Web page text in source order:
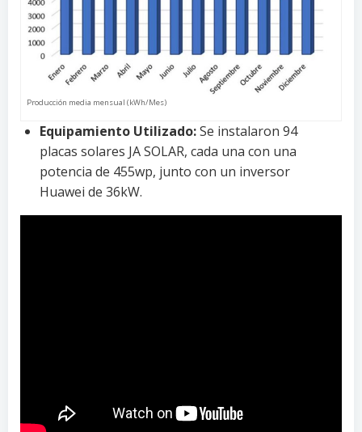
Producción media mensual (kWh/Mes)
Equipamiento Utilizado:Se instalaron 94
placas solares JA SOLAR, cada una con una
potencia de 455wp, junto con un inversor
Huawei de 36kW.